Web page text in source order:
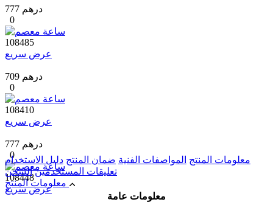
777 درهم
0
108485
عرض سريع
709 درهم
0
108410
عرض سريع
777 درهم
0
108448
عرض سريع
معلومات المنتج المواصفات الفنية ضمان المنتج دليل الاستخدام
تعليقات المستخدمين الشحن
معلومات عامة